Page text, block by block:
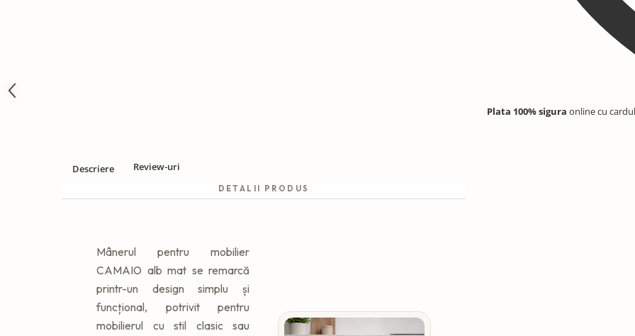
Plata 100% sigura online cu cardul
Descriere Review-uri
DETALII PRODUS
Mânerul pentru mobilier
CAMAIO alb mat se remarcă
printr-un design simplu și
funcțional, potrivit pentru
mobilierul cu stil clasic sau